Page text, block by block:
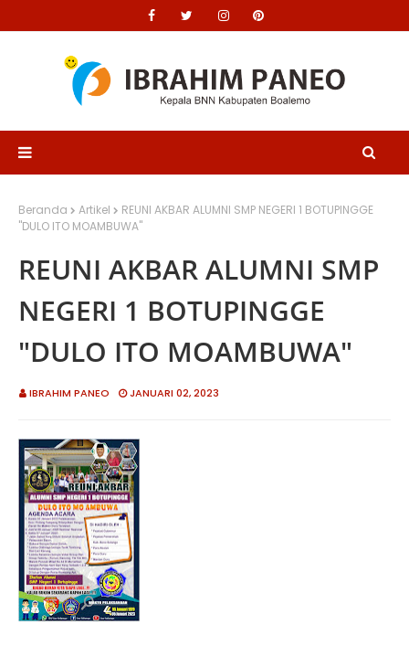
Beranda Artikel
REUNI AKBAR ALUMNI SMP NEGERI 1 BOTUPINGGE
"DULO ITO MOAMBUWA"
REUNI AKBAR ALUMNI SMP
NEGERI 1 BOTUPINGGE
"DULO ITO MOAMBUWA"
IBRAHIM PANEO JANUARI 02, 2023